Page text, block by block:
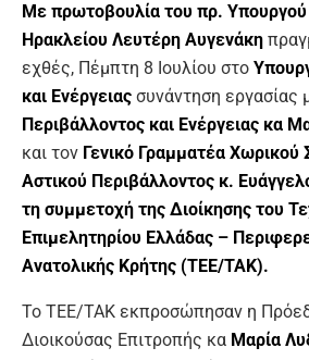
Με πρωτοβουλία του πρ. Υπουργού
Ηρακλείου Λευτέρη Αυγενάκη
εχθές, Πέμπτη 8 Ιουλίου στο
και Ενέργειας συνάντηση εργασίας
Περιβάλλοντος και Ενέργειας κα
και τον Γενικό Γραμματέα Χωρικού
Αστικού Περιβάλλοντος κ.
τη συμμετοχή της Διοίκησης του
Επιμελητηρίου Ελλάδας –
Ανατολικής Κρήτης (ΤΕΕ/ΤΑΚ).
Το ΤΕΕ/ΤΑΚ εκπροσώπησαν η
Διοικούσας Επιτροπής κα Μαρία